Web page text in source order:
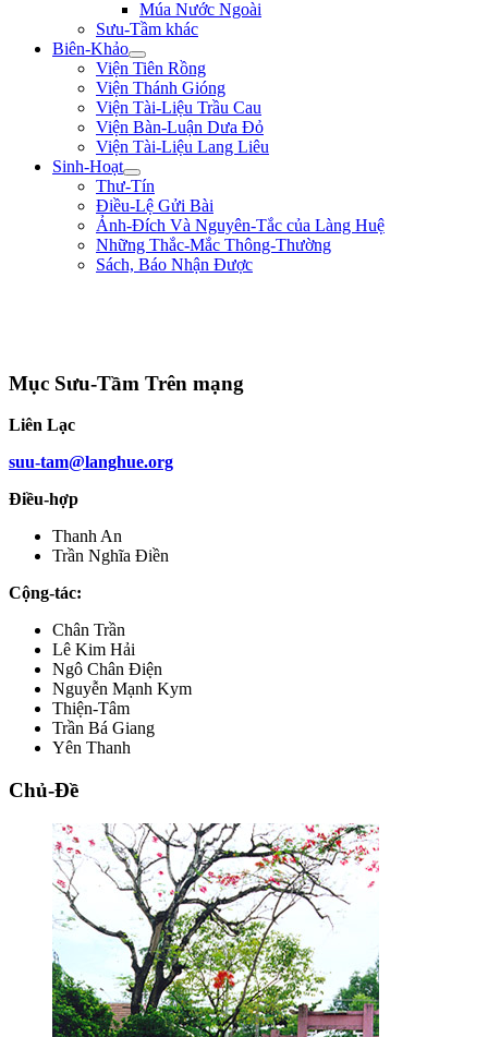
Múa Nước Ngoài
Sưu-Tầm khác
Biên-Khảo
Viện Tiên Rồng
Viện Thánh Gióng
Viện Tài-Liệu Trầu Cau
Viện Bàn-Luận Dưa Đỏ
Viện Tài-Liệu Lang Liêu
Sinh-Hoạt
Thư-Tín
Điều-Lệ Gửi Bài
Ảnh-Đích Và Nguyên-Tắc của Làng Huệ
Những Thắc-Mắc Thông-Thường
Sách, Báo Nhận Được
Mục Sưu-Tầm Trên mạng
Liên Lạc
suu-tam@langhue.org
Điều-hợp
Thanh An
Trần Nghĩa Điền
Cộng-tác:
Chân Trần
Lê Kim Hải
Ngô Chân Điện
Nguyễn Mạnh Kym
Thiện-Tâm
Trần Bá Giang
Yên Thanh
Chủ-Đề